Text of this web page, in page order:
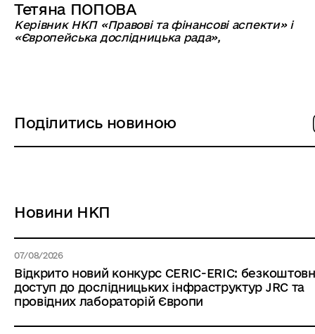
Тетяна ПОПОВА
Керівник НКП «Правові та фінансові аспекти» і
«Європейська дослідницька рада»,
Поділитись новиною
Новини НКП
07/08/2026
Відкрито новий конкурс CERIC-ERIC:
доступ до дослідницьких інфраструктур JRC та
провідних лабораторій Європи